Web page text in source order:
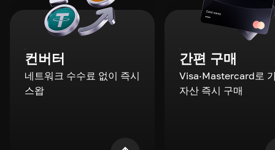
컨버터
네트워크 수수료 없이 즉시
스왑
간편 구매
Visa·Mastercard로
자산 즉시 구매